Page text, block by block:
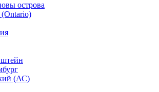
острова
(АС)